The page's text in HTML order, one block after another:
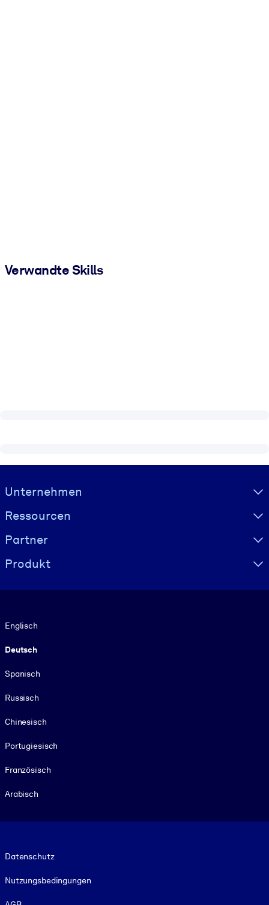
Verwandte Skills
Visually hidden Text
Unternehmen
Ressourcen
Partner
Produkt
Englisch
Deutsch
Spanisch
Russisch
Chinesisch
Portugiesisch
Französisch
Arabisch
Datenschutz
Nutzungsbedingungen